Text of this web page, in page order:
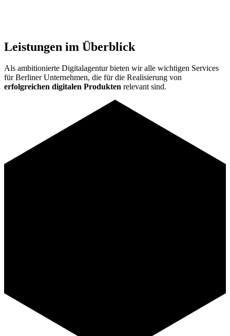
Leistungen im Überblick
Als ambitionierte Digitalagentur bieten wir alle wichtigen Services
für Berliner Unternehmen, die für die Realisierung von
erfolgreichen digitalen Produkten relevant sind.